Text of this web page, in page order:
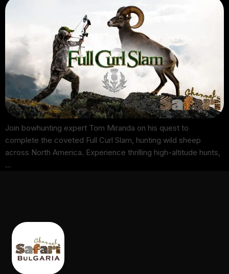
Join bowhunting expert Tom Miranda on his quest to
complete the coveted Full Curl Slam, hunting wild sheep
across North America. Experience thrilling high-altitude hunts,
…